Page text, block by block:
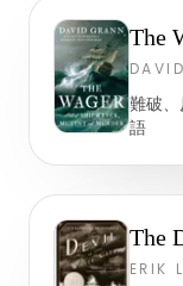
The
難破、
語
The
ERIK